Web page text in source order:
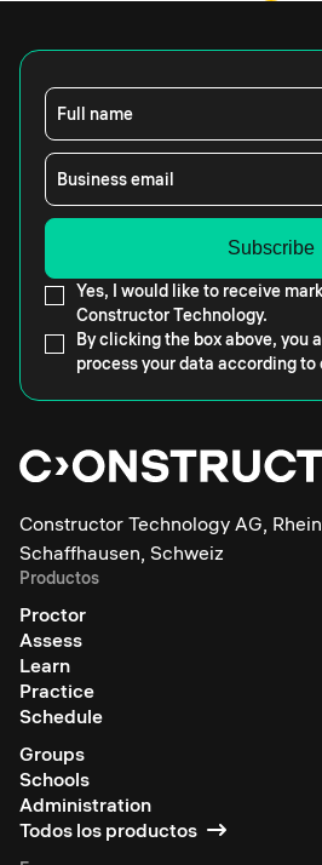
Full name
Business email
Yes, I would like to receive
Constructor Technology.
By clicking the box above, you
process your data according to
Constructor Technology AG,
Schaffhausen, Schweiz
Productos
Proctor
Assess
Learn
Practice
Schedule
Groups
Schools
Administration
Todos los productos